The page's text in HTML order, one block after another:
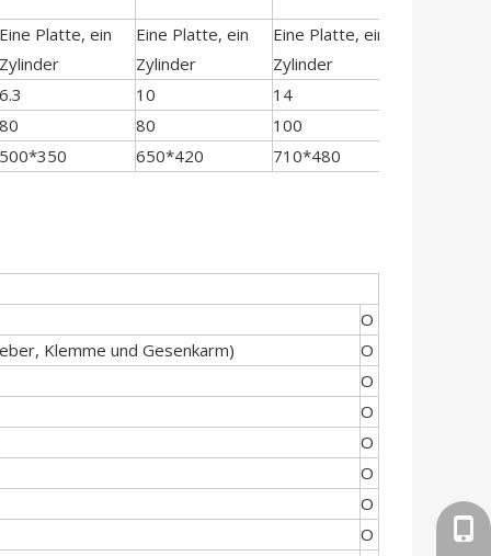
Eine Platte, ein
Zylinder
Eine Platte, ein
Zylinder
Eine Platte, ein
Zylinder
6.3 10 14
80 80 100
500*350 650*420 710*480
O
Klemme und Gesenkarm)
O
O
O
O
O
O
O